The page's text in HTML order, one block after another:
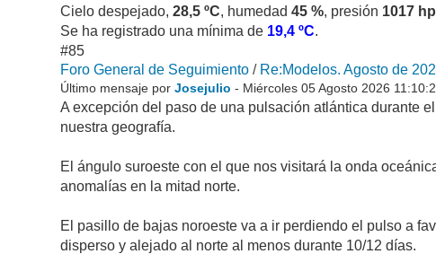
Cielo despejado,28,5 ºC, humedad45 %, presión 1017
Se ha registrado una mínima de 19,4 ºC.
#85
Foro General de Seguimiento / Re:Modelos. Agosto de
Último mensaje porJosejulio - Miércoles 05 Agosto 2026
A excepción del paso de una pulsación atlántica durante
nuestra geografía.
El ángulo suroeste con el que nos visitará la onda
anomalías en la mitad norte.
El pasillo de bajas noroeste va a ir perdiendo el pulso a
disperso y alejado al norte al menos durante 10/12 días.